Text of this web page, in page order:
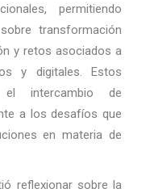
permitiendo
transformación
y retos asociados a
y digitales. Estos
el intercambio de
a los desafíos que
en materia de
reflexionar sobre la